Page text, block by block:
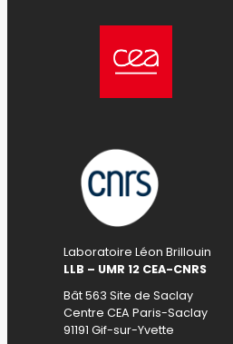
Laboratoire Léon Brillouin
LLB – UMR 12 CEA-CNRS
Bât 563 Site de Saclay
Centre CEA Paris-Saclay
91191 Gif-sur-Yvette